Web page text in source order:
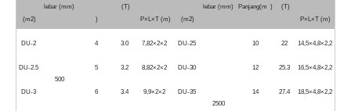
(m2)
lebar (mm)
)
(T)
P×L×T (m) (m2)
lebar (mm) Panjang(m ) (T)
P×L×T (m)
DU-2
500
4 3.0 7,82×2×2 DU-25
2500
10 22 14,5×4,8×2,2
DU-2.5 5 3.2 8,82×2×2 DU-30 12 25.3 16,5×4,8×2,2
DU-3 6 3.4 9,9×2×2 DU-35 14 27.4 18,5×4,8×2,2